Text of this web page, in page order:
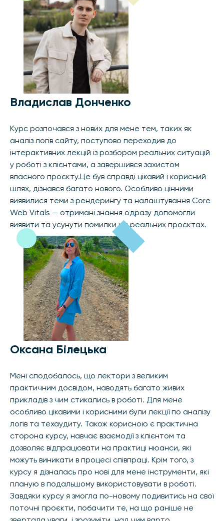
Владислав Донченко
Курс розпочався з нових для мене тем, таких як
аналіз логів сайту, поступово переходив до
інтерактивних лекцій із розбором реальних ситуацій
у роботі з клієнтами, а завершився захистом
власного проєкту.Це був справді цікавий і корисний
шлях, дізнався багато нового. Особливо цінними
виявилися теми з рендерингу та налаштування Core
Web Vitals — отримані знання одразу допомогли
виявити та усунути помилки на реальних проєктах.
Оксана Білецька
Мені сподобалось, що лектори з великим
практичним досвідом, наводять багато живих
прикладів з чим стикались в роботі. Для мене
особливо цікавими і корисними були лекції по аналізу
логів та техаудиту. Також корисною є практична
сторона курсу, навчає взаємодії з клієнтом та
дозволяє відпрацювати на практиці нюанси, які
можуть виникати в процесі співпраці. Крім того, з
курсу я дізналась про нові для мене інструменти, які
планую в подальшому використовувати в роботі.
Завдяки курсу я змогла по-новому подивитись на свої
поточні проєкти, побачити те, на що раніше не